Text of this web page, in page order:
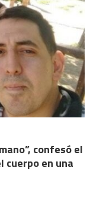
confesó el
cuerpo en una